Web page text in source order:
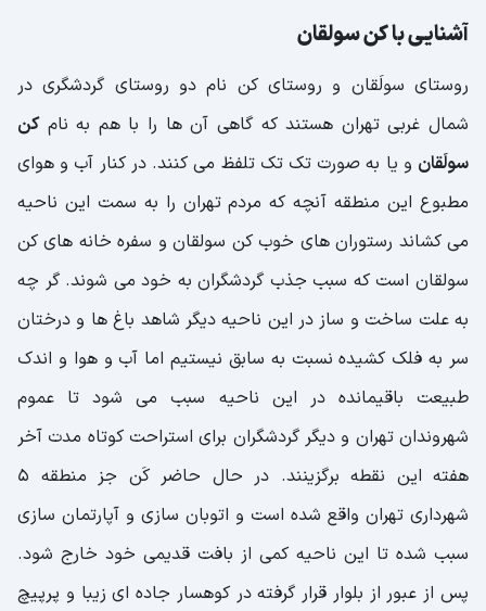
روستاهای وردیچ و واریش
چگونه به کن سولقان برویم؟
فاصله سولقان تا تهران
آشنایی با کن سولقان
روستای سولَقان و روستای کن نام دو روستای گردشگری در
شمال غربی تهران هستند که گاهی آن ها را با هم به نامکن
سولَقان و یا به صورت تک تک تلفظ می کنند. در کنار آب و هوای
مطبوع این منطقه آنچه که مردم تهران را به سمت این ناحیه
می کشاند رستوران های خوب کن سولقان و سفره خانه های کن
سولقان است که سبب جذب گردشگران به خود می شوند. گر چه
به علت ساخت و ساز در این ناحیه دیگر شاهد باغ ها و درختان
سر به فلک کشیده نسبت به سابق نیستیم اما آب و هوا و اندک
طبیعت باقیمانده در این ناحیه سبب می شود تا عموم
شهروندان تهران و دیگر گردشگران برای استراحت کوتاه مدت آخر
هفته این نقطه برگزینند. در حال حاضر کَن جز منطقه 5
شهرداری تهران واقع شده است و اتوبان سازی و آپارتمان سازی
سبب شده تا این ناحیه کمی از بافت قدیمی خود خارج شود.
پس از عبور از بلوار قرار گرفته در کوهسار جاده ای زیبا و پرپیچ